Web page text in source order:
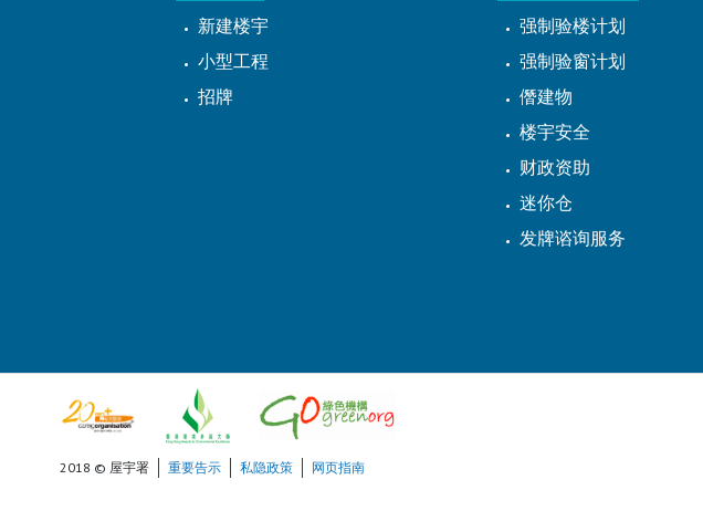
新建楼宇
小型工程
招牌
强制验楼计划
强制验窗计划
僭建物
楼宇安全
财政资助
迷你仓
发牌谘询服务
2018 © 屋宇署 重要告示 私隐政策 网页指南